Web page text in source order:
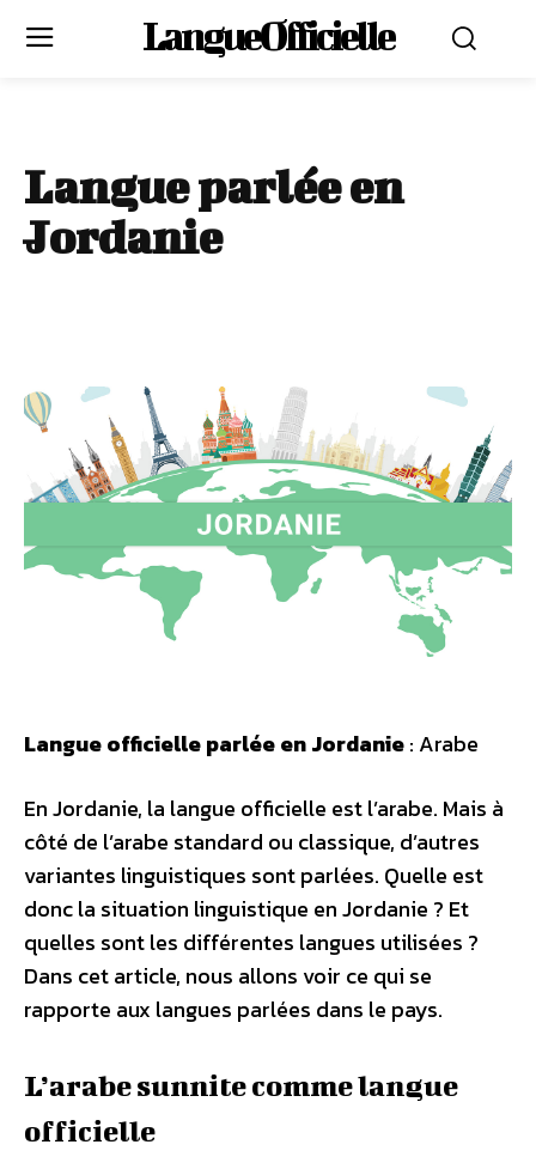
LangueOfficielle
Langue parlée en
Jordanie
Langue officielle parlée en Jordanie: Arabe
En Jordanie, la langue officielle est l’arabe. Mais à
côté de l’arabe standard ou classique, d’autres
variantes linguistiques sont parlées. Quelle est
donc la situation linguistique en Jordanie ? Et
quelles sont les différentes langues utilisées ?
Dans cet article, nous allons voir ce qui se
rapporte aux langues parlées dans le pays.
L’arabe sunnite comme langue
officielle